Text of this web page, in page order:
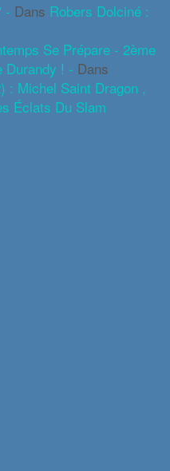
- Dans Robers Dolciné :
Se Prépare - 2ème
Durandy ! - Dans
: Michel Saint Dragon ,
Éclats Du Slam